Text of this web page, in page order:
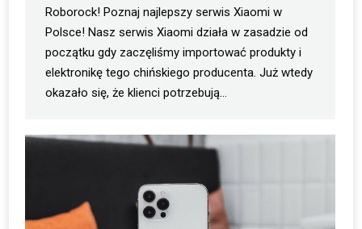
Roborock! Poznaj najlepszy serwis Xiaomi w
Polsce! Nasz serwis Xiaomi działa w zasadzie od
początku gdy zaczęliśmy importować produkty i
elektronikę tego chińskiego producenta. Już wtedy
okazało się, że klienci potrzebują…